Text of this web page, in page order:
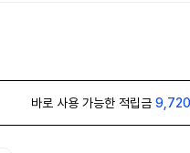
바로 사용 가능한 적립금 9,720